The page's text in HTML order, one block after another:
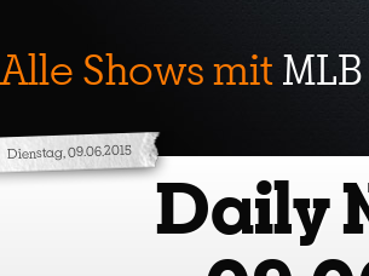
Alle Shows mit
Dienstag, 09.06.2015
Daily